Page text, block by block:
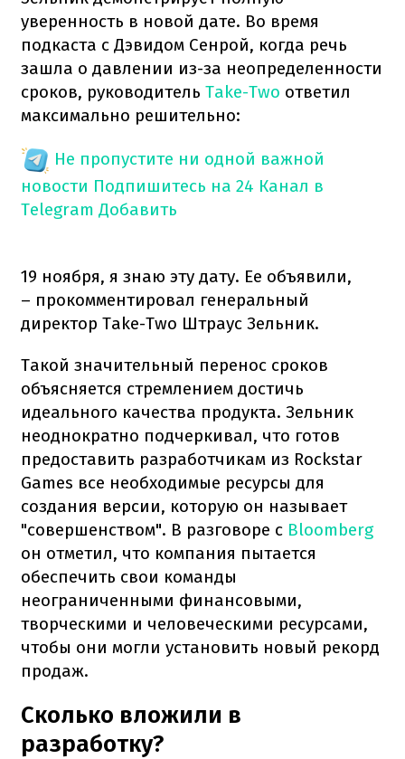
уверенность в новой дате. Во время
подкаста с Дэвидом Сенрой, когда речь
зашла о давлении из-за неопределенности
сроков, руководитель Take-Two ответил
максимально решительно:
Не пропустите ни одной важной
новости Подпишитесь на 24 Канал в
Telegram Добавить
19 ноября, я знаю эту дату. Ее объявили,
– прокомментировал генеральный
директор Take-Two Штраус Зельник.
Такой значительный перенос сроков
объясняется стремлением достичь
идеального качества продукта. Зельник
неоднократно подчеркивал, что готов
предоставить разработчикам из Rockstar
Games все необходимые ресурсы для
создания версии, которую он называет
"совершенством". В разговоре с Bloomberg
он отметил, что компания пытается
обеспечить свои команды
неограниченными финансовыми,
творческими и человеческими ресурсами,
чтобы они могли установить новый рекорд
продаж.
Сколько вложили в
разработку?